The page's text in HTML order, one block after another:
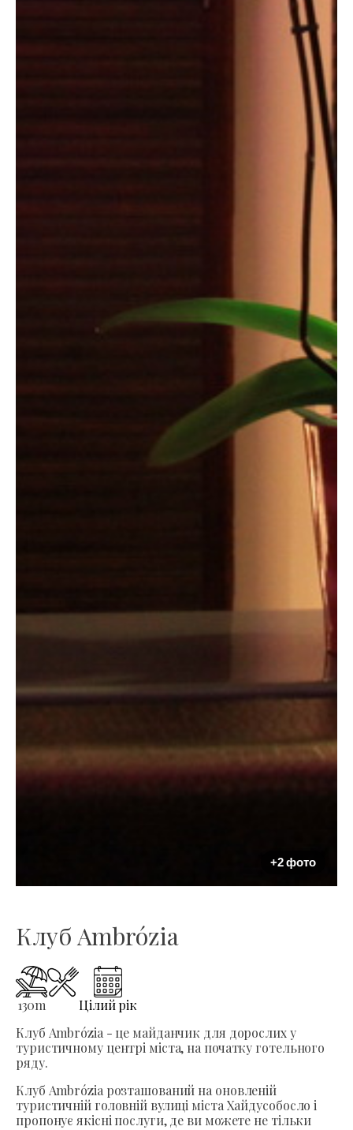
+2 фото
Клуб Ambrózia
130m
Цілий рік
Клуб Ambrózia - це майданчик для дорослих у
туристичному центрі міста, на початку готельного
ряду.
Клуб Ambrózia розташований на оновленій
туристичній головній вулиці міста Хайдусобосло і
пропонує якісні послуги, де ви можете не тільки